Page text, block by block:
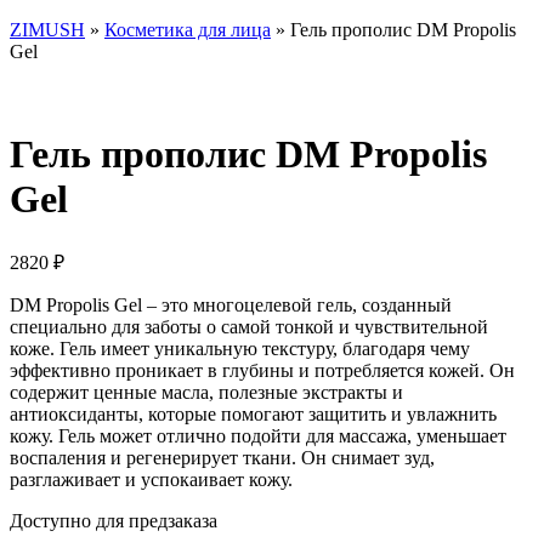
ZIMUSH » Косметика для лица » Гель прополис DM Propolis
Gel
Гель прополис DM Propolis
Gel
2820 ₽
DM Propolis Gel – это многоцелевой гель, созданный
специально для заботы о самой тонкой и чувствительной
коже. Гель имеет уникальную текстуру, благодаря чему
эффективно проникает в глубины и потребляется кожей. Он
содержит ценные масла, полезные экстракты и
антиоксиданты, которые помогают защитить и увлажнить
кожу. Гель может отлично подойти для массажа, уменьшает
воспаления и регенерирует ткани. Он снимает зуд,
разглаживает и успокаивает кожу.
Доступно для предзаказа